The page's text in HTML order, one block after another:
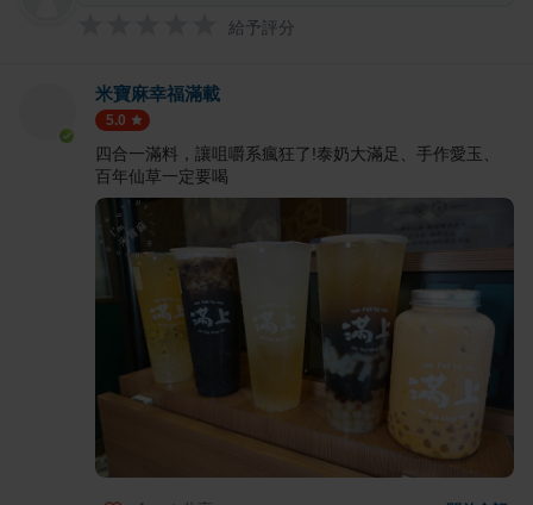
給予評分
米寶麻幸福滿載
5.0
四合一滿料，讓咀嚼系瘋狂了!泰奶大滿足、手作愛玉、
百年仙草一定要喝